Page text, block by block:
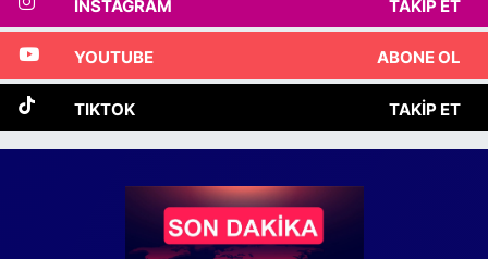
INSTAGRAM TAKIP ET
YOUTUBE ABONE OL
TIKTOK TAKIP ET